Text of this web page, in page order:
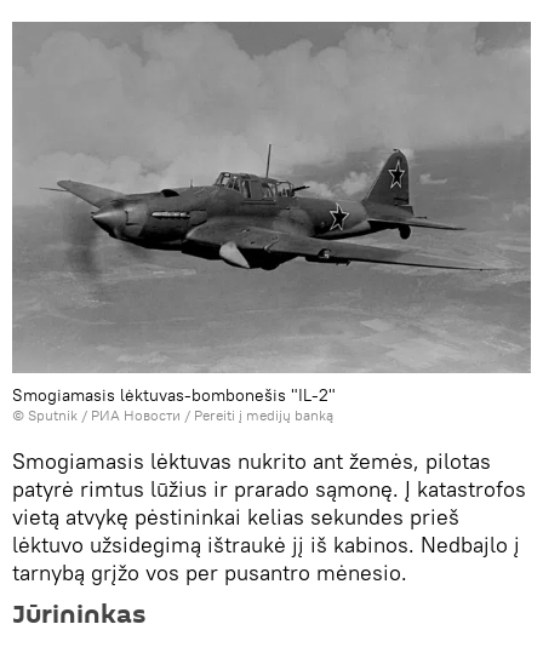
Smogiamasis lėktuvas-bombonešis "IL-2"
© Sputnik / РИА Новости / Pereiti į medijų banką
Smogiamasis lėktuvas nukrito ant žemės, pilotas
patyrė rimtus lūžius ir prarado sąmonę. Į katastrofos
vietą atvykę pėstininkai kelias sekundes prieš
lėktuvo užsidegimą ištraukė jį iš kabinos. Nedbajlo į
tarnybą grįžo vos per pusantro mėnesio.
Jūrininkas